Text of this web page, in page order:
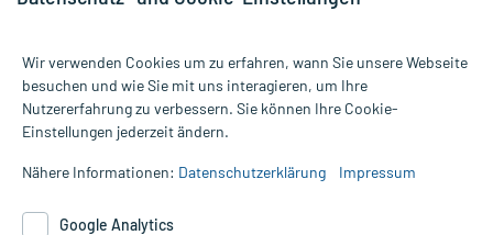
Alle Preise gelten inkl. MwSt., ggf. zzgl. Versandkosten
Informationen auf dieser Website werden ausschließlich für
die Untersuchung und Behandlung durch einen Arzt. Bitte
Therapien eingeleitet werden können. | Diese Webseite benutzt
Wir verwenden Cookies um zu erfahren, wann Sie unsere Webseite
besuchen und wie Sie mit uns interagieren, um Ihre
Nutzererfahrung zu verbessern. Sie können Ihre Cookie-
Einstellungen jederzeit ändern.
Nähere Informationen: Datenschutzerklärung Impressum
Google Analytics